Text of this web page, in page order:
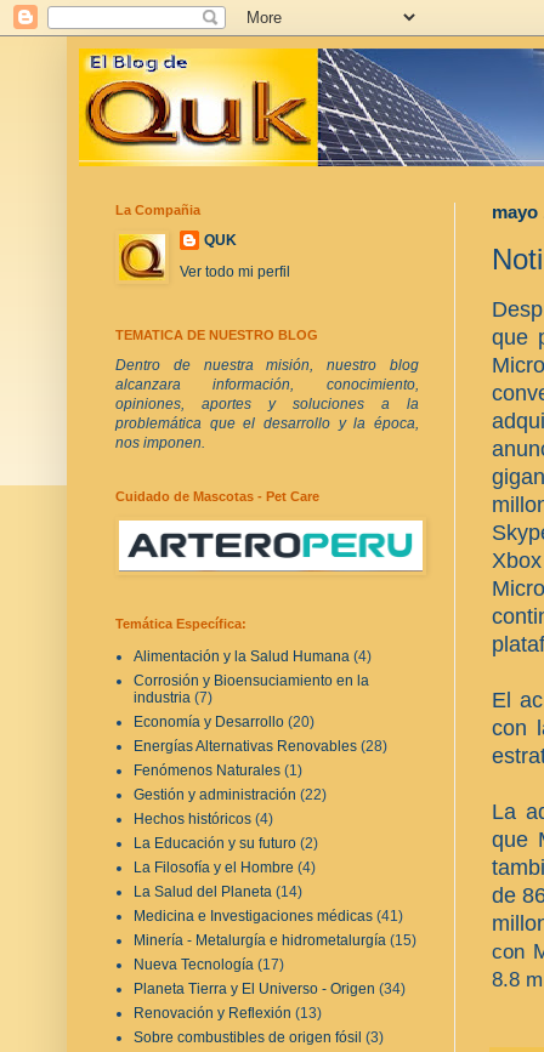
mayo
que
El
con
La
que
de
con
8.8
La Compañia
QUK
Ver todo mi perfil
TEMATICA DE NUESTRO BLOG
Dentro de nuestra misión, nuestro blog
alcanzara información, conocimiento,
opiniones, aportes y soluciones a la
problemática que el desarrollo y la época,
nos imponen.
Cuidado de Mascotas - Pet Care
Temática Específica:
Alimentación y la Salud Humana (4)
Corrosión y Bioensuciamiento en la
industria (7)
Economía y Desarrollo (20)
Energías Alternativas Renovables (28)
Fenómenos Naturales (1)
Gestión y administración (22)
Hechos históricos (4)
La Educación y su futuro (2)
La Filosofía y el Hombre (4)
La Salud del Planeta (14)
Medicina e Investigaciones médicas (41)
Minería - Metalurgía e hidrometalurgía (15)
Nueva Tecnología (17)
Planeta Tierra y El Universo - Origen (34)
Renovación y Reflexión (13)
Sobre combustibles de origen fósil (3)